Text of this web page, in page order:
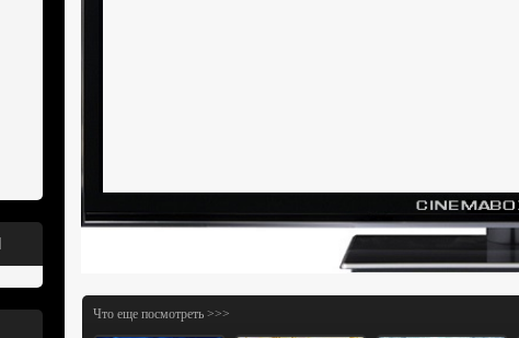
Что еще посмотреть >>>